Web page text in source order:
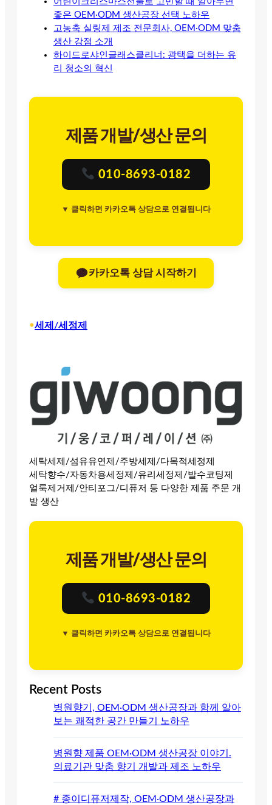
좋은 OEM·ODM 생산공장 선택 노하우
고농축 실링제 제조 전문회사, OEM·ODM 맞춤
생산 강점 소개
하이드로샤인글래스클리너: 광택을 더하는 유
리 청소의 혁신
제품 개발/생산 문의
010-8693-0182
▼ 클릭하면 카카오톡 상담으로 연결됩니다
카카오톡 상담 시작하기
•세제/세정제
세탁세제/섬유유연제/주방세제/다목적세정제
세탁향수/자동차용세정제/유리세정제/발수코팅제
얼룩제거제/안티포그/디퓨저 등 다양한 제품 주문 개
발 생산
제품 개발/생산 문의
010-8693-0182
▼ 클릭하면 카카오톡 상담으로 연결됩니다
Recent Posts
병원향기, OEM·ODM 생산공장과 함께 알아
보는 쾌적한 공간 만들기 노하우
병원향 제품 OEM·ODM 생산공장 이야기.
의료기관 맞춤 향기 개발과 제조 노하우
# 종이디퓨저제작, OEM·ODM 생산공장과